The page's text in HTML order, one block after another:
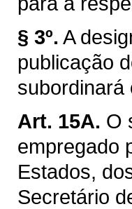
§ 3º. A
publicação
subordinará
Art. 15A. O
empregado
Estados,
Secretário